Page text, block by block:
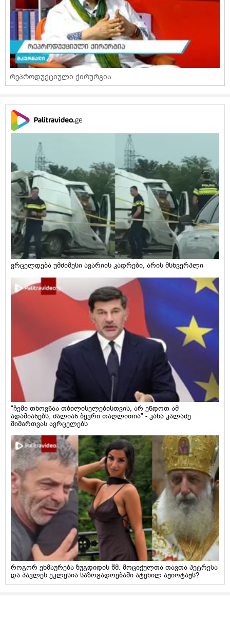
რეპროდუქციული ქირურგია
ვრცელდება უმძიმესი ავარიის კადრები, არის მსხვერპლი
"ჩემი თხოვნაა თბილისელებისთვის, არ ენდოთ ამ
ადამიანებს, ძალიან ბევრი თაღლითია" - კახა კალაძე
მიმართვას ავრცელებს
როგორ ეხმაურება ზუგდიდის წმ. მოციქულთა თავთა პეტრესა
და პავლეს ეკლესია საზოგადოებაში ატეხილ აჟიოტაჟს?